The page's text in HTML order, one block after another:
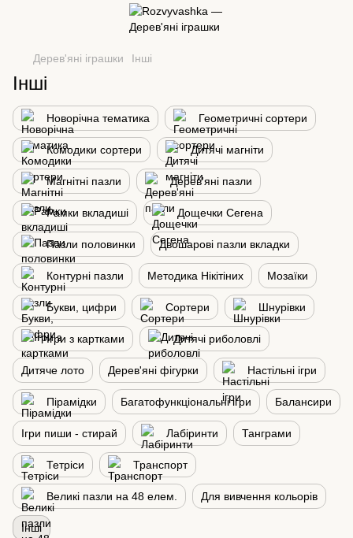
Дерев'яні іграшки Інші
Інші
Новорічна тематика Геометричні сортери
Комодики сортери Дитячі магніти
Магнітні пазли Дерев'яні пазли
Рамки вкладиші Дощечки Сегена
Пазли половинки Двошарові пазли вкладки
Контурні пазли Методика Нікітіних Мозаїки
Букви, цифри Сортери Шнурівки
Ігри з картками Дитячі риболовлі
Дитяче лото Дерев'яні фігурки Настільні ігри
Пірамідки Багатофункціональні ігри Балансири
Ігри пиши - стирай Лабіринти Танграми
Тетріси Транспорт
Великі пазли на 48 елем. Для вивчення кольорів
Інші